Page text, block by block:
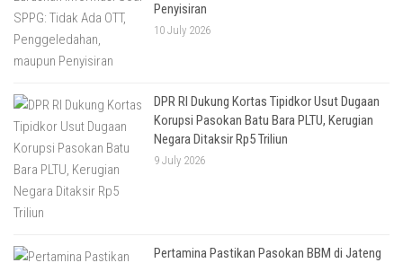
Penyisiran
10 July 2026
DPR RI Dukung Kortas Tipidkor Usut Dugaan
Korupsi Pasokan Batu Bara PLTU, Kerugian
Negara Ditaksir Rp5 Triliun
9 July 2026
Pertamina Pastikan Pasokan BBM di Jateng